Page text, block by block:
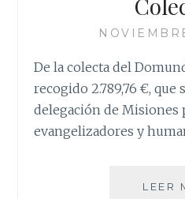
De la colecta del
recogido 2.789,76 €, que
delegación de Misiones
evangelizadores y
LEER